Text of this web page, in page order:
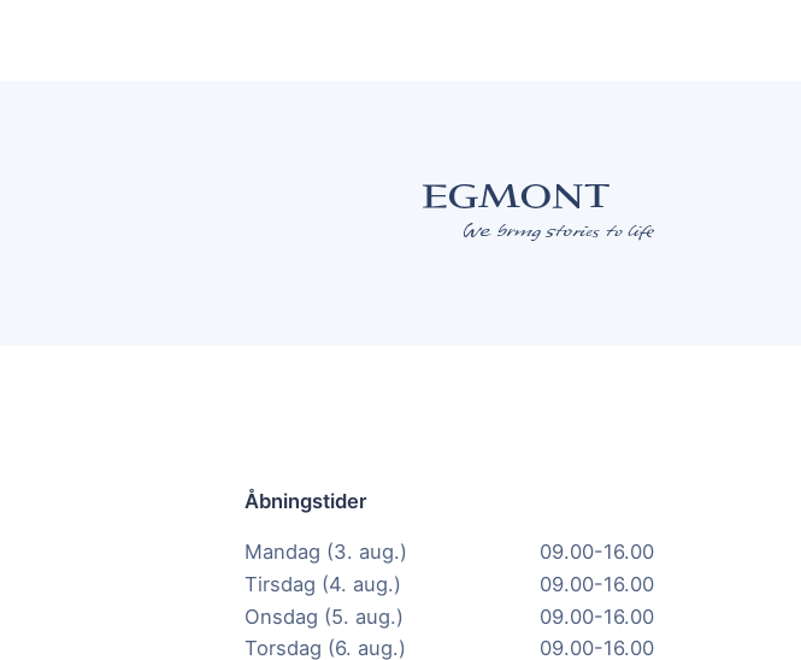
Åbningstider
Mandag (3. aug.)
09.00-16.00
Tirsdag (4. aug.)
09.00-16.00
Onsdag (5. aug.)
09.00-16.00
Torsdag (6. aug.)
09.00-16.00